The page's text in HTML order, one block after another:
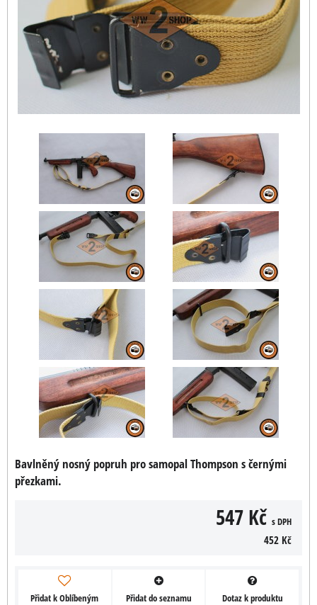
Bavlněný nosný popruh pro samopal Thompson s černými
přezkami.
547 Kč s DPH
452 Kč
Přidat k Oblíbeným Přidat do seznamu Dotaz k produktu